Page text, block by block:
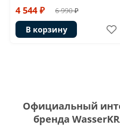
4 544 ₽ 6 990 ₽
В корзину
Официальный
бренда